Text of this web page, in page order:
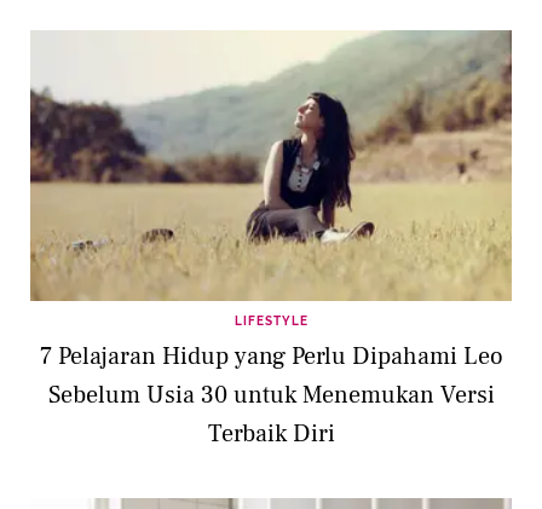
LIFESTYLE
7 Pelajaran Hidup yang Perlu Dipahami Leo
Sebelum Usia 30 untuk Menemukan Versi
Terbaik Diri